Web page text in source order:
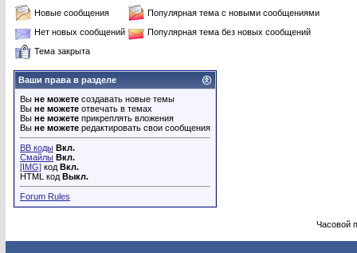
Новые сообщения
Популярная тема с новыми сообщениями
Нет новых сообщений
Популярная тема без новых сообщений
Тема закрыта
Ваши права в разделе
Вы не можете создавать новые темы
Вы не можете отвечать в темах
Вы не можете прикреплять вложения
Вы не можете редактировать свои сообщения
BB коды Вкл.
Смайлы Вкл.
[IMG] код Вкл.
HTML код Выкл.
Forum Rules
Часовой